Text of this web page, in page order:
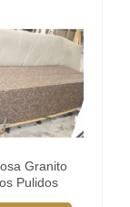
Granito
Pulidos